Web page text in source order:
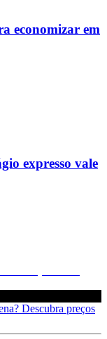
economizar em
expresso vale
Descubra preços